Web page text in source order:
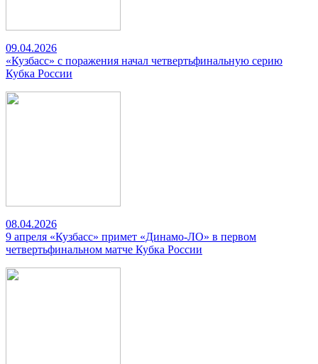
09.04.2026
«Кузбасс» с поражения начал четвертьфинальную серию
Кубка России
08.04.2026
9 апреля «Кузбасс» примет «Динамо-ЛО» в первом
четвертьфинальном матче Кубка России